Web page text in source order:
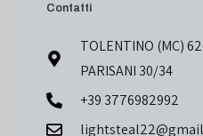
Contatti
TOLENTINO (MC)
PARISANI 30/34
+39 3776982992